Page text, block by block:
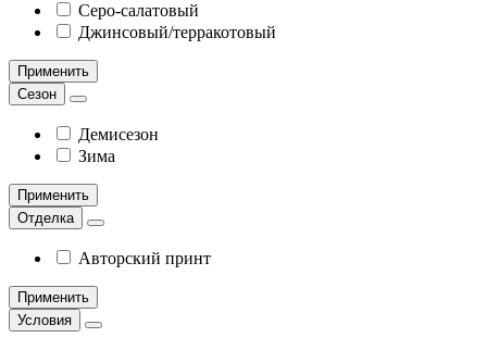
Серо-салатовый
Джинсовый/терракотовый
Применить
Сезон
Демисезон
Зима
Применить
Отделка
Авторский принт
Применить
Условия